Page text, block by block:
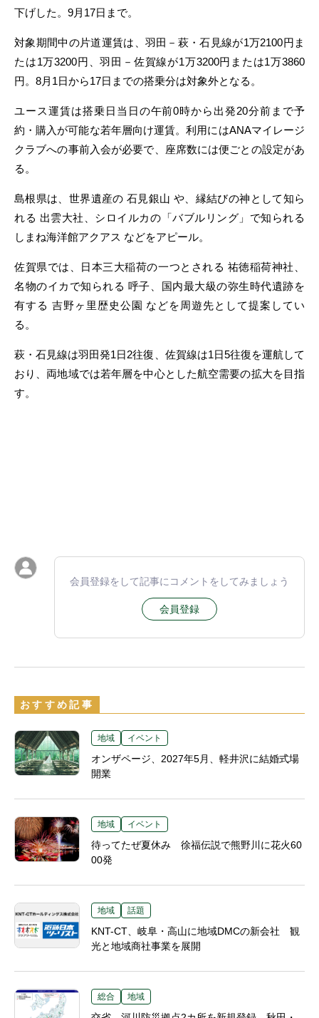
下げした。9月17日まで。
対象期間中の片道運賃は、羽田－萩・石見線が1万2100円ま
たは1万3200円、羽田－佐賀線が1万3200円または1万3860
円。8月1日から17日までの搭乗分は対象外となる。
ユース運賃は搭乗日当日の午前0時から出発20分前まで予
約・購入が可能な若年層向け運賃。利用にはANAマイレージ
クラブへの事前入会が必要で、座席数には便ごとの設定があ
る。
島根県は、世界遺産の 石見銀山 や、縁結びの神として知ら
れる 出雲大社、シロイルカの「バブルリング」で知られる
しまね海洋館アクアス などをアピール。
佐賀県では、日本三大稲荷の一つとされる 祐徳稲荷神社、
名物のイカで知られる 呼子、国内最大級の弥生時代遺跡を
有する 吉野ヶ里歴史公園 などを周遊先として提案してい
る。
萩・石見線は羽田発1日2往復、佐賀線は1日5往復を運航して
おり、両地域では若年層を中心とした航空需要の拡大を目指
す。
会員登録をして記事にコメントをしてみましょう
会員登録
おすすめ記事
地域 イベント
オンザページ、2027年5月、軽井沢に結婚式場
開業
地域 イベント
待ってたぜ夏休み 徐福伝説で熊野川に花火60
00発
地域 話題
KNT-CT、岐阜・高山に地域DMCの新会社 観
光と地域商社事業を展開
総合 地域